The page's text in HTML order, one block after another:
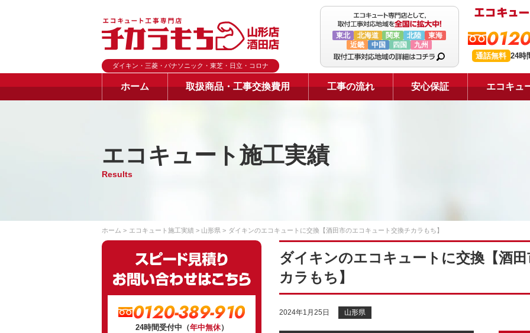
ダイキン・三菱・パナソニック・東芝・日立・コロナ
東北 北海道 関東 北陸
東海
近畿
中国 四国 九州
通話無料 24時
ホーム 取扱商品・工事交換費用 工事の流れ 安心保証 エコキュ
エコキュート施工実績
Results
ホーム エコキュート施工実績 山形県 ダイキンのエコキュートに交換【酒田市のエコキュート交換チカラもち】
ダイキンのエコキュートに交換【酒
カラもち】
2024年1月25日 山形県
0120-389-910
24時間受付中（年中無休）